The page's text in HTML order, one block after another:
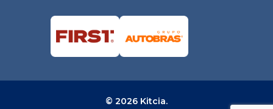
© 2026 Kitcia.